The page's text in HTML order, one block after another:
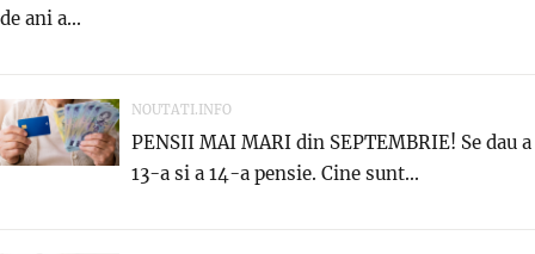
de ani a...
NOUTATI.INFO
PENSII MAI MARI din SEPTEMBRIE! Se dau a
13-a si a 14-a pensie. Cine sunt...